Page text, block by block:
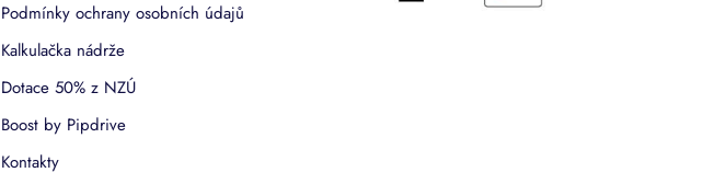
Podmínky ochrany osobních údajů
Kalkulačka nádrže
Dotace 50% z NZÚ
Boost by Pipdrive
Kontakty